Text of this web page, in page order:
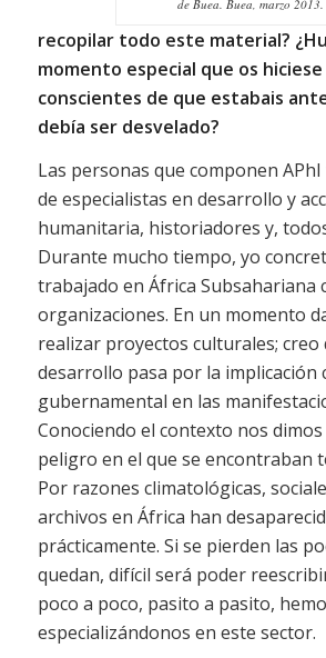
de Buea. Buea, marzo
recopilar todo este material?
momento especial que os
conscientes de que estabais
debía ser desvelado?
Las personas que componen
de especialistas en desarrollo y
humanitaria, historiadores y,
Durante mucho tiempo, yo
trabajado en África Subsahariana
organizaciones. En un momento
realizar proyectos culturales; creo
desarrollo pasa por la implicación
gubernamental en las
Conociendo el contexto nos
peligro en el que se encontraban
Por razones climatológicas,
archivos en África han
prácticamente. Si se pierden las
quedan, difícil será poder
poco a poco, pasito a pasito,
especializándonos en este sector.